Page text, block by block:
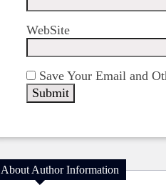
WebSite
Save Your Email and
About Author Information